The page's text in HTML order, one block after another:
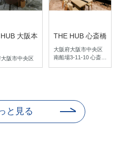
大阪本
阪市中央区
3-12 EDGE
THE HUB 心斎橋
大阪府大阪市中央区
南船場3-11-10 心斎橋
と見る